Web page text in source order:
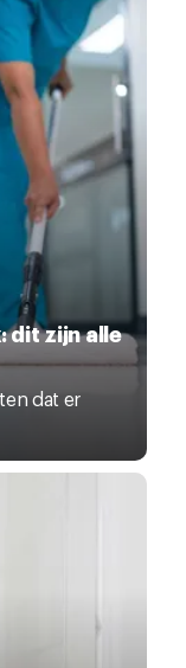
dit zijn alle
dat er